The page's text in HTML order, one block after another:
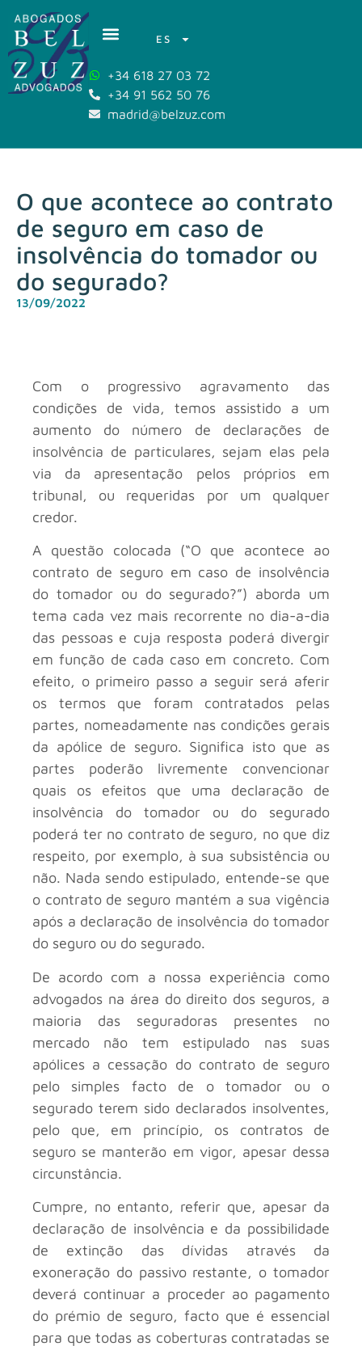
ES
+34 618 27 03 72
+34 91 562 50 76
madrid@belzuz.com
O que acontece ao contrato
de seguro em caso de
insolvência do tomador ou
do segurado?
13/09/2022
Com o progressivo agravamento das
condições de vida, temos assistido a um
aumento do número de declarações de
insolvência de particulares, sejam elas pela
via da apresentação pelos próprios em
tribunal, ou requeridas por um qualquer
credor.
A questão colocada (“O que acontece ao
contrato de seguro em caso de insolvência
do tomador ou do segurado?”) aborda um
tema cada vez mais recorrente no dia-a-dia
das pessoas e cuja resposta poderá divergir
em função de cada caso em concreto. Com
efeito, o primeiro passo a seguir será aferir
os termos que foram contratados pelas
partes, nomeadamente nas condições gerais
da apólice de seguro. Significa isto que as
partes poderão livremente convencionar
quais os efeitos que uma declaração de
insolvência do tomador ou do segurado
poderá ter no contrato de seguro, no que diz
respeito, por exemplo, à sua subsistência ou
não. Nada sendo estipulado, entende-se que
o contrato de seguro mantém a sua vigência
após a declaração de insolvência do tomador
do seguro ou do segurado.
De acordo com a nossa experiência como
advogados na área do direito dos seguros, a
maioria das seguradoras presentes no
mercado não tem estipulado nas suas
apólices a cessação do contrato de seguro
pelo simples facto de o tomador ou o
segurado terem sido declarados insolventes,
pelo que, em princípio, os contratos de
seguro se manterão em vigor, apesar dessa
circunstância.
Cumpre, no entanto, referir que, apesar da
declaração de insolvência e da possibilidade
de extinção das dívidas através da
exoneração do passivo restante, o tomador
deverá continuar a proceder ao pagamento
do prémio de seguro, facto que é essencial
para que todas as coberturas contratadas se